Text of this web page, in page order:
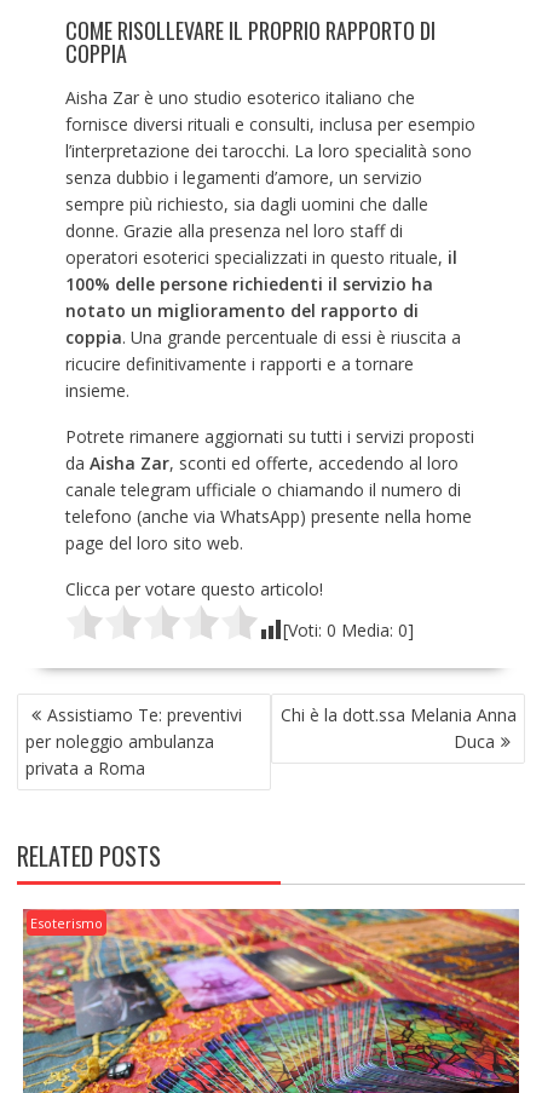
COME RISOLLEVARE IL PROPRIO RAPPORTO DI
COPPIA
Aisha Zar è uno studio esoterico italiano che
fornisce diversi rituali e consulti, inclusa per esempio
l’interpretazione dei tarocchi. La loro specialità sono
senza dubbio i legamenti d’amore, un servizio
sempre più richiesto, sia dagli uomini che dalle
donne. Grazie alla presenza nel loro staff di
operatori esoterici specializzati in questo rituale, il
100% delle persone richiedenti il servizio ha
notato un miglioramento del rapporto di
coppia. Una grande percentuale di essi è riuscita a
ricucire definitivamente i rapporti e a tornare
insieme.
Potrete rimanere aggiornati su tutti i servizi proposti
da Aisha Zar, sconti ed offerte, accedendo al loro
canale telegram ufficiale o chiamando il numero di
telefono (anche via WhatsApp) presente nella home
page del loro sito web.
Clicca per votare questo articolo!
[Voti: 0 Media: 0]
NAVIGAZIONE
ARTICOLI
Assistiamo Te: preventivi
per noleggio ambulanza
privata a Roma
Chi è la dott.ssa Melania Anna
Duca
RELATED POSTS
Esoterismo